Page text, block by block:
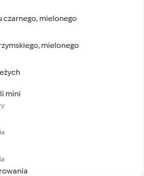
czarnego, mielonego
mielonego
mini